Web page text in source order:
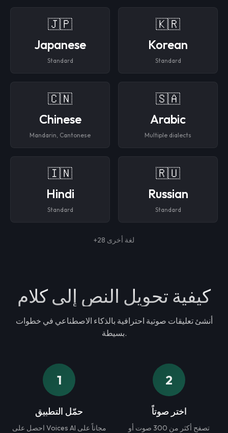
🇯🇵
Japanese
Standard
🇰🇷
Korean
Standard
🇨🇳
Chinese
Mandarin, Cantonese
🇸🇦
Arabic
Multiple dialects
🇮🇳
Hindi
Standard
🇷🇺
Russian
Standard
+28 لغة أخرى
كيفية تحويل النص إلى كلام
أنشئ تعليقات صوتية احترافية بالذكاء الاصطناعي في خطوات
بسيطة.
1
حمّل التطبيق
احصل على Voices AI مجاناً على
2
اختر صوتاً
تصفح أكثر من 300 صوت أو